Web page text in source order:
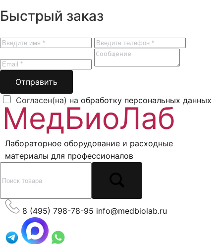
Быстрый заказ
Отправить
Согласен(на) на обработку персональных данных
Лабораторное оборудование и расходные
материалы для профессионалов
8 (495) 798-78-95 info@medbiolab.ru